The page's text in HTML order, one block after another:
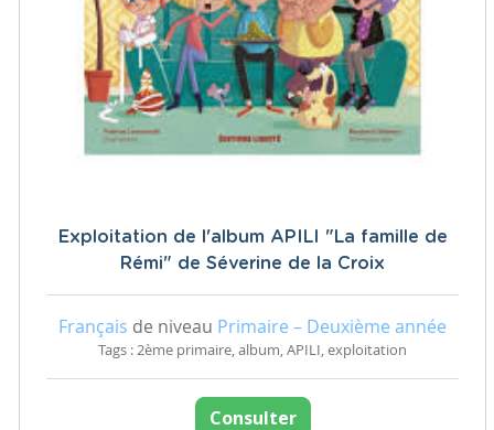
Exploitation de l'album APILI "La famille de
Rémi" de Séverine de la Croix
Français de niveau Primaire – Deuxième année
Tags : 2ème primaire, album, APILI, exploitation
Consulter